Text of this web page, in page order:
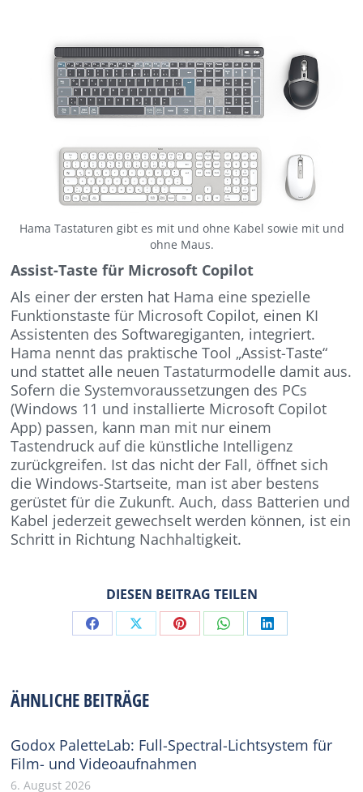
Hama Tastaturen gibt es mit und ohne Kabel sowie mit und
ohne Maus.
Assist-Taste für Microsoft Copilot
Als einer der ersten hat Hama eine spezielle
Funktionstaste für Microsoft Copilot, einen KI
Assistenten des Softwaregiganten, integriert.
Hama nennt das praktische Tool „Assist-Taste“
und stattet alle neuen Tastaturmodelle damit aus.
Sofern die Systemvoraussetzungen des PCs
(Windows 11 und installierte Microsoft Copilot
App) passen, kann man mit nur einem
Tastendruck auf die künstliche Intelligenz
zurückgreifen. Ist das nicht der Fall, öffnet sich
die Windows-Startseite, man ist aber bestens
gerüstet für die Zukunft. Auch, dass Batterien und
Kabel jederzeit gewechselt werden können, ist ein
Schritt in Richtung Nachhaltigkeit.
DIESEN BEITRAG TEILEN
Share Share Share Share Share
ÄHNLICHE BEITRÄGE
Godox PaletteLab: Full-Spectral-Lichtsystem für
Film- und Videoaufnahmen
6. August 2026